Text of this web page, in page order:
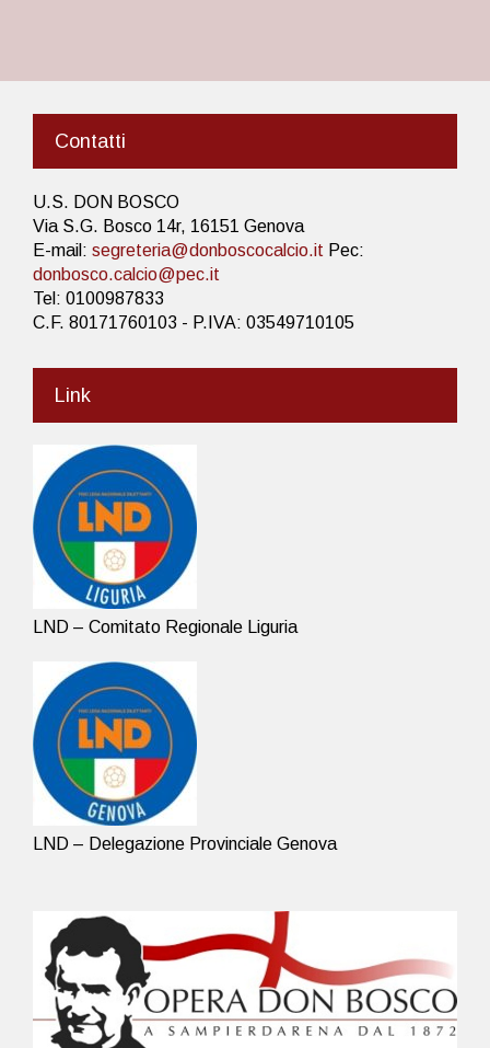
Contatti
U.S. DON BOSCO
Via S.G. Bosco 14r, 16151 Genova
E-mail: segreteria@donboscocalcio.it Pec:
donbosco.calcio@pec.it
Tel: 0100987833
C.F. 80171760103 - P.IVA: 03549710105
Link
LND – Comitato Regionale Liguria
LND – Delegazione Provinciale Genova